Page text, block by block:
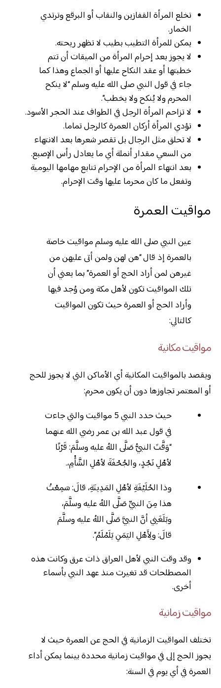
تخلع المرأة القفازين والنقاب أو البرقع وترتدي
الخمار.
يمكن للمرأة التطيب بطيب لا تظهر ريحته.
لا يجوز بعد إحرام المرأة من الميقات أن تتم
خطبتها أو عقد النكاح عليها أو الجماع وهذا كما
جاء في قول النبي صلى الله عليه وسلم “لا ينكح
المحرم ولا يُنكح ولا يخطب”.
لا تزاحم المرأة الرجل في الطواف عند الحجر الأسود.
تؤدي المرأة أركان العمرة كالرجل تماما.
لا تحلق مثل الرجال بل تقصر شعرها بعد الانتهاء
من السعي مقدار أنملة أي ما يعادل رأس الإصبع.
بعد انتهاء المرأة من الإحرام تتابع مهامها اليومية
وتفعل ما كان محرما عليها وقت الإحرام.
مواقيت العمرة
عين النبي صلى الله عليه وسلم مواقيت خاصة
بالعمرة إذ قال “هن لهن ولمن أتى عليهن من
غيرهن لمن أراد الحج أو العمرة” بما يعني أن
تلك المواقيت تكون لأهل مكة ومن وُجد فيها
وأراد الحج أو العمرة حيث تكون المواقيت
كالتالي:
مواقيت مكانية
ويقصد بالمواقيت المكانية أي الأماكن التي لا يجوز للحج
أو المعتمر تجاوزها دون أن يكون محرم:
حيث حدد النبي 5 مواقيت والتي جاءت
في قول عبد الله بن عمر رضي الله عنهما
“وَقَّتَ النبيُّ صَلَّى اللهُ عليه وسلَّمَ: قَرْنًا
لأهْلِ نَجْدٍ، والجُحْفَةَ لأهْلِ الشَّأْمِ،.
وذا الحُلَيْفَةِ لأهْلِ المَدِينَةِ، قالَ: سَمِعْتُ
هذا مِنَ النبيِّ صَلَّى اللهُ عليه وسلَّمَ،
وبَلَغَنِي أنَّ النبيَّ صَلَّى اللهُ عليه وسلَّمَ
قالَ: ولِأَهْلِ اليَمَنِ يَلَمْلَمُ”.
وقد وقت النبي لأهل العراق ذات عرق وكانت هذه
المصطلحات قد تغيرت منذ عهد النبي بأسماء
أخرى.
مواقيت زمانية
تختلف المواقيت الزمانية في الحج عن العمرة حيث لا
يجوز الحج إلى في مواقيت زمانية محددة بينما يمكن أداء
العمرة في أي يوم في السنة: